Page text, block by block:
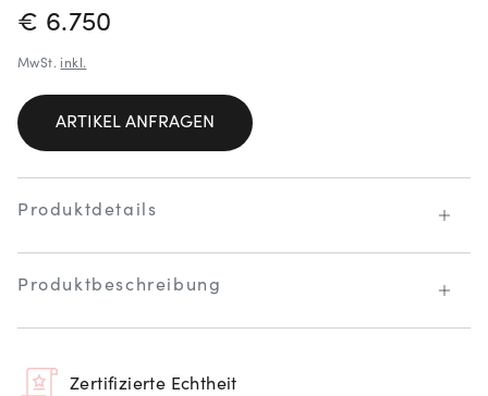
PREISINFORMATIONEN
€ 6.750
MwSt. inkl.
ARTIKEL ANFRAGEN
Produktdetails
Produktbeschreibung
Zertifizierte Echtheit